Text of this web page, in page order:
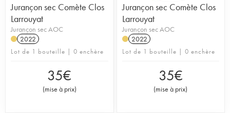
Jurançon sec Comète Clos
Larrouyat
Jurançon sec AOC
2022
Lot de 1 bouteille | 0 enchère
35€
(mise à prix)
Jurançon sec Comète Clos
Larrouyat
Jurançon sec AOC
2022
Lot de 1 bouteille | 0 enchère
35€
(mise à prix)